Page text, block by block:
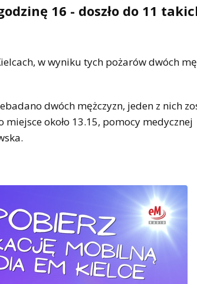
16 - doszło do 11
w wyniku tych pożarów dwóch
dwóch mężczyzn, jeden z nich
około 13.15, pomocy medycznej